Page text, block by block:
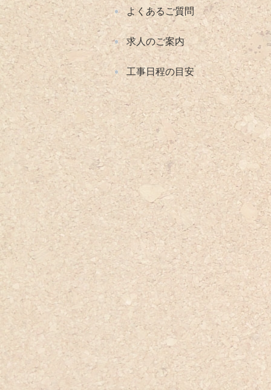
よくあるご質問
求人のご案内
工事日程の目安